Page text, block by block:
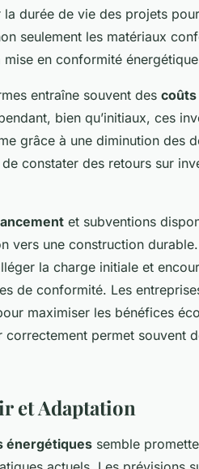
durée de vie des projets
seulement les matériaux
en conformité
entraîne souvent des
bien qu’initiaux, ces
grâce à une diminution des
constater des retours sur
et subventions
vers une construction
la charge initiale et
de conformité. Les
maximiser les bénéfices
correctement permet souvent
et Adaptation
énergétiques semble